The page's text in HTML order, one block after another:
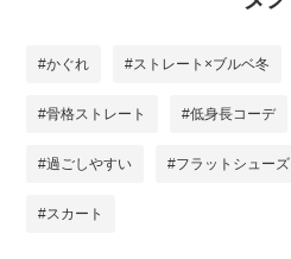
#かぐれ #ストレート×ブルベ冬
#骨格ストレート #低身長コーデ
#過ごしやすい #フラットシューズ
#スカート